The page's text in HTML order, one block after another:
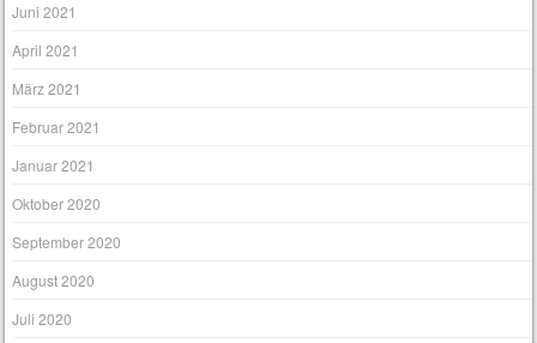
Juni 2021
April 2021
März 2021
Februar 2021
Januar 2021
Oktober 2020
September 2020
August 2020
Juli 2020